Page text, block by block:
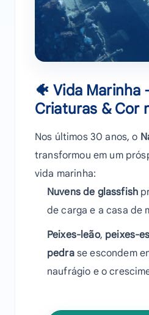
🐠 Vida Marinha
Criaturas & Cor
Nos últimos 30 anos, o
transformou em um
vida marinha:
Nuvens de glassfish
de carga e a casa de
Peixes-leão, peixes-
pedrase escondem
naufrágio e o